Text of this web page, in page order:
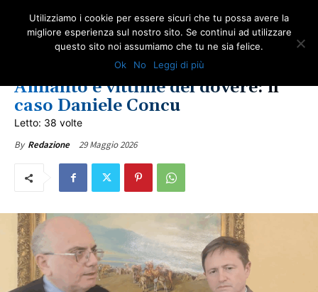
AMIANTO E SOCIETÀ
ONA TV
Amianto e vittime del dovere: il
caso Daniele Concu
Letto: 38 volte
By Redazione 29 Maggio 2026
Utilizziamo i cookie per essere sicuri che tu possa avere la
migliore esperienza sul nostro sito. Se continui ad utilizzare
questo sito noi assumiamo che tu ne sia felice.
Ok
No Leggi di più